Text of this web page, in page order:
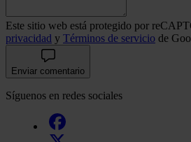
Este sitio web está protegido por
privacidad y Términos de servicio de
Enviar comentario
Síguenos en redes sociales